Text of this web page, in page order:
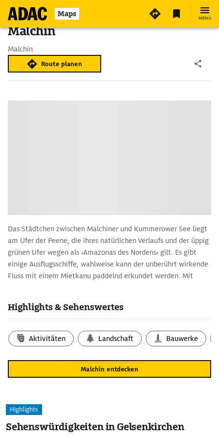
Maps MENÜ
Malchin
Malchin
Route planen
Das Städtchen zwischen Malchiner und Kummerower See liegt
am Ufer der Peene, die ihres natürlichen Verlaufs und der üppig
grünen Ufer wegen als ›Amazonas des Nordens‹ gilt. Es gibt
einige Ausflugsschiffe, wahlweise kann der unberührt wirkende
Fluss mit einem Mietkanu paddelnd erkundet werden. Mit
Highlights & Sehenswertes
Aktivitäten Landschaft Bauwerke
Malchin entdecken
Highlights
Sehenswürdigkeiten in Gelsenkirchen